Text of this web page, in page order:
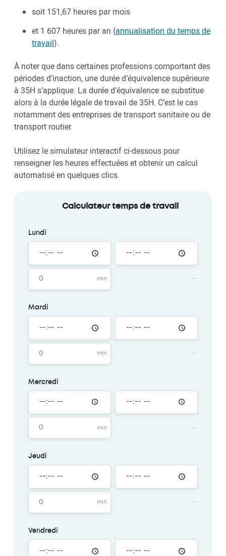
soit 151,67 heures par mois
et 1 607 heures par an (annualisation du temps de
travail).
À noter que dans certaines professions comportant des
périodes d’inaction, une durée d’équivalence supérieure
à 35H s’applique. La durée d’équivalence se substitue
alors à la durée légale de travail de 35H. C’est le cas
notamment des entreprises de transport sanitaire ou de
transport routier.
Utilisez le simulateur interactif ci-dessous pour
renseigner les heures effectuées et obtenir un calcul
automatisé en quelques clics.
Calculateur temps de travail
Lundi
Mardi
Mercredi
Jeudi
Vendredi